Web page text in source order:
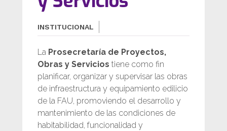
INSTITUCIONAL
La Prosecretaría de Proyectos,
Obras y Servicios tiene como fin
planificar, organizar y supervisar las obras
de infraestructura y equipamiento edilicio
de la FAU, promoviendo el desarrollo y
mantenimiento de las condiciones de
habitabilidad, funcionalidad y